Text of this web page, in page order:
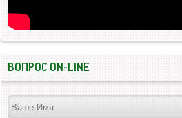
ВОПРОС ON-LINE